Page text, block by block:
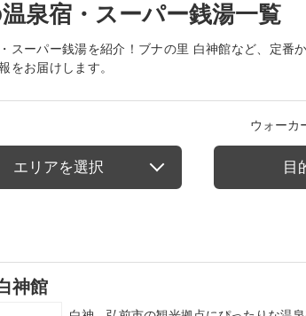
泉宿・スーパー銭湯一覧
スーパー銭湯を紹介！ブナの里 白神館など、定番
をお届けします。
ウォーカ
エリアを選択 目
神館